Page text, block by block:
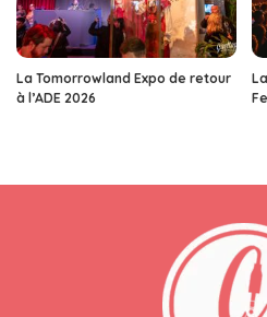
La Tomorrowland Expo de retour
à l’ADE 2026